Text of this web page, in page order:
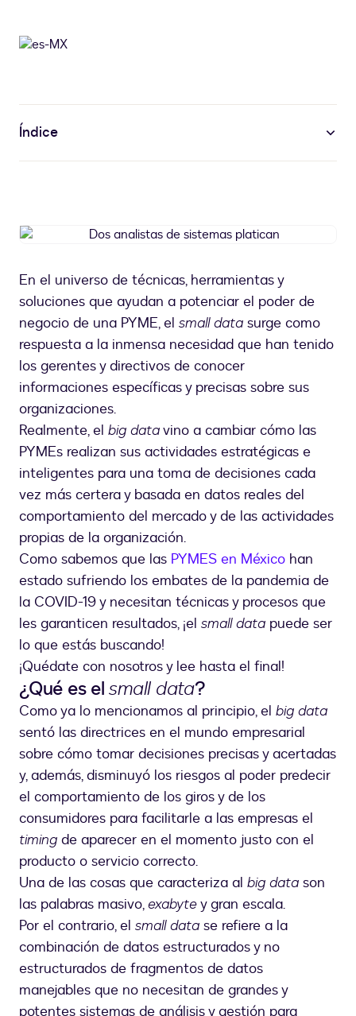
Índice
Dos
sistemas
platican
En el universo de técnicas, herramientas y
soluciones que ayudan a potenciar el poder de
negocio de una PYME, el small data surge como
respuesta a la inmensa necesidad que han tenido
los gerentes y directivos de conocer
informaciones específicas y precisas sobre sus
organizaciones.
Realmente, el big datavino a cambiar cómo las
PYMEs realizan sus actividades estratégicas e
inteligentes para una toma de decisiones cada
vez más certera y basada en datos reales del
comportamiento del mercado y de las actividades
propias de la organización.
Como sabemos que las PYMES en México han
estado sufriendo los embates de la pandemia de
la COVID-19 y necesitan técnicas y procesos que
les garanticen resultados, ¡el small data puede ser
lo que estás buscando!
¡Quédate con nosotros y lee hasta el final!
¿Qué es elsmall data?
Como ya lo mencionamos al principio, el big data
sentó las directrices en el mundo empresarial
sobre cómo tomar decisiones precisas y acertadas
y, además, disminuyó los riesgos al poder predecir
el comportamiento de los giros y de los
consumidores para facilitarle a las empresas el
timing de aparecer en el momento justo con el
producto o servicio correcto.
Una de las cosas que caracteriza al big data son
las palabras masivo,exabytey gran escala.
Por el contrario, el small data se refiere a la
combinación de datos estructurados y no
estructurados de fragmentos de datos
manejables que no necesitan de grandes y
potentes sistemas de análisis y gestión para